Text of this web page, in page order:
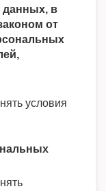
данных, в
от
условия